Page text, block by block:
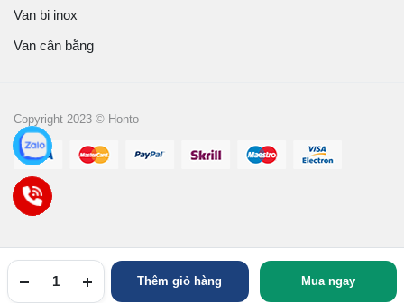
Thêm giỏ hàng Mua ngay
Van bi inox
Van cân bằng
Copyright 2023 © Honto
TRANG CHỦ TÌM KIẾM YÊU THÍCH TÀI KHOẢN NGÀNH HÀNG